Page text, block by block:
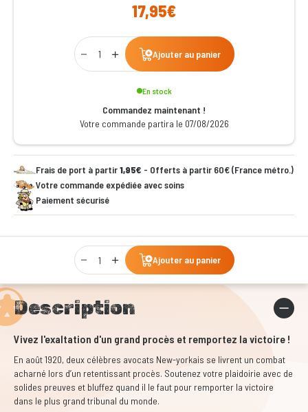
17,95€
Qty
Ajouter au panier
En stock
Commandez maintenant !
Votre commande partira le 07/08/2026
Frais de port à partir1,95€ - Offerts à partir 60€ (France métro.)
Votre commande expédiée avec soins
Paiement sécurisé
Qty
Ajouter au panier
Description
Vivez l'exaltation d'un grand procès et remportez la victoire !
En août 1920, deux célèbres avocats New-yorkais se livrent un combat
acharné lors d’un retentissant procès. Soutenez votre plaidoirie avec de
solides preuves et bluffez quand il le faut pour remporter la victoire
dans le plus grand tribunal du monde.